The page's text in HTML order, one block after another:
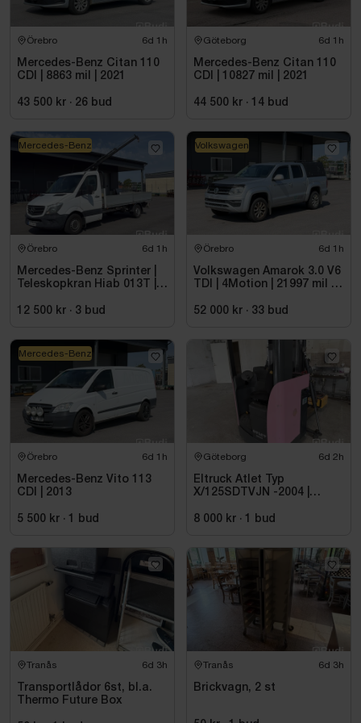
Örebro 6d 1h
Mercedes-Benz Citan 110
CDI | 8863 mil | 2021
43 500 kr · 26 bud
Göteborg 6d 1h
Mercedes-Benz Citan 110
CDI | 10827 mil | 2021
44 500 kr · 14 bud
Örebro 6d 1h
Mercedes-Benz Sprinter |
Teleskopkran Hiab 013T |
12 500 kr · 3 bud
Mercedes-Benz
Örebro 6d 1h
Volkswagen Amarok 3.0 V6
TDI | 4Motion | 21997 mil |
52 000 kr · 33 bud
Volkswagen
Örebro 6d 1h
Mercedes-Benz Vito 113
CDI | 2013
5 500 kr · 1 bud
Mercedes-Benz
Göteborg 6d 2h
Eltruck Atlet Typ
X/125SDTVJN -2004 |
8 000 kr · 1 bud
Tranås 6d 3h
Transportlådor 6st, bl.a.
Thermo Future Box
Tranås 6d 3h
Brickvagn, 2 st